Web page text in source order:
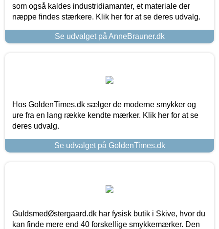
som også kaldes industridiamanter, et materiale der
næppe findes stærkere. Klik her for at se deres udvalg.
Se udvalget på AnneBrauner.dk
Hos GoldenTimes.dk sælger de moderne smykker og
ure fra en lang række kendte mærker. Klik her for at se
deres udvalg.
Se udvalget på GoldenTimes.dk
GuldsmedØstergaard.dk har fysisk butik i Skive, hvor du
kan finde mere end 40 forskellige smykkemærker. Den